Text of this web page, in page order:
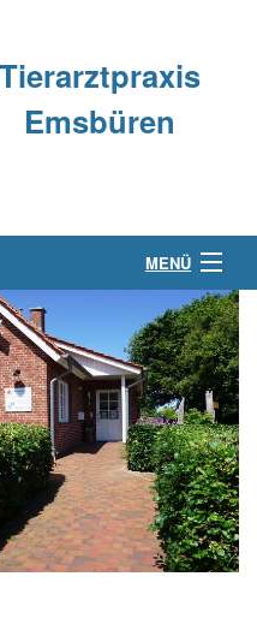
Tierarztpraxis
Emsbüren
MENÜ
Anfahrt